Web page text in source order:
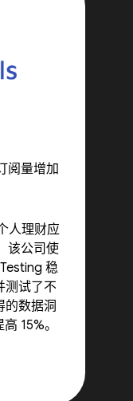
阅量增加
人理财应
该公司使
稳
测试了不
的数据洞
15%。